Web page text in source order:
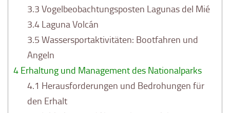
3.3 Vogelbeobachtungsposten Lagunas del Mié
3.4 Laguna Volcán
3.5 Wassersportaktivitäten: Bootfahren und
Angeln
4 Erhaltung und Management des Nationalparks
4.1 Herausforderungen und Bedrohungen für
den Erhalt